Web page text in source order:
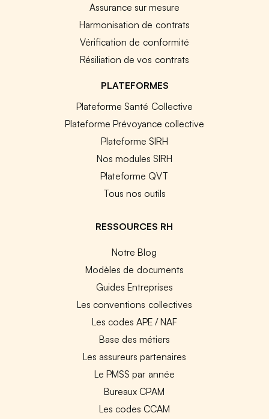
Assurance sur mesure
Harmonisation de contrats
Vérification de conformité
Résiliation de vos contrats
PLATEFORMES
Plateforme Santé Collective
Plateforme Prévoyance collective
Plateforme SIRH
Nos modules SIRH
Plateforme QVT
Tous nos outils
RESSOURCES RH
Notre Blog
Modèles de documents
Guides Entreprises
Les conventions collectives
Les codes APE / NAF
Base des métiers
Les assureurs partenaires
Le PMSS par année
Bureaux CPAM
Les codes CCAM